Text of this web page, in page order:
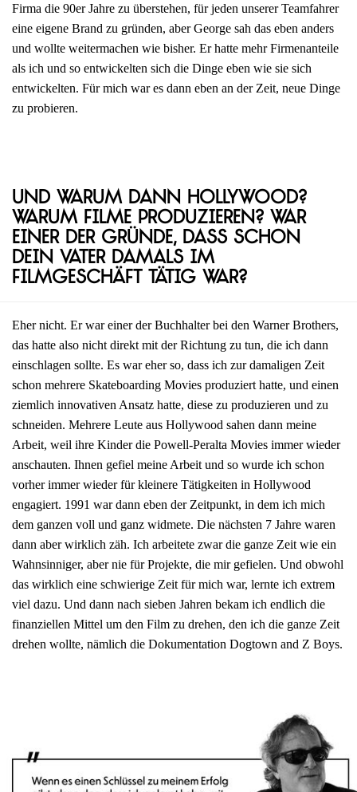
Firma die 90er Jahre zu überstehen, für jeden unserer Teamfahrer
eine eigene Brand zu gründen, aber George sah das eben anders
und wollte weitermachen wie bisher. Er hatte mehr Firmenanteile
als ich und so entwickelten sich die Dinge eben wie sie sich
entwickelten. Für mich war es dann eben an der Zeit, neue Dinge
zu probieren.
Und warum dann Hollywood?
Warum Filme produzieren? War
einer der Gründe, dass schon
dein Vater damals im
Filmgeschäft tätig war?
Eher nicht. Er war einer der Buchhalter bei den Warner Brothers,
das hatte also nicht direkt mit der Richtung zu tun, die ich dann
einschlagen sollte. Es war eher so, dass ich zur damaligen Zeit
schon mehrere Skateboarding Movies produziert hatte, und einen
ziemlich innovativen Ansatz hatte, diese zu produzieren und zu
schneiden. Mehrere Leute aus Hollywood sahen dann meine
Arbeit, weil ihre Kinder die Powell-Peralta Movies immer wieder
anschauten. Ihnen gefiel meine Arbeit und so wurde ich schon
vorher immer wieder für kleinere Tätigkeiten in Hollywood
engagiert. 1991 war dann eben der Zeitpunkt, in dem ich mich
dem ganzen voll und ganz widmete. Die nächsten 7 Jahre waren
dann aber wirklich zäh. Ich arbeitete zwar die ganze Zeit wie ein
Wahnsinniger, aber nie für Projekte, die mir gefielen. Und obwohl
das wirklich eine schwierige Zeit für mich war, lernte ich extrem
viel dazu. Und dann nach sieben Jahren bekam ich endlich die
finanziellen Mittel um den Film zu drehen, den ich die ganze Zeit
drehen wollte, nämlich die Dokumentation Dogtown and Z Boys.